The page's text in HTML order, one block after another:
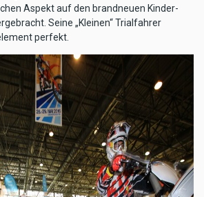
Aspekt auf den brandneuen Kinder-
Seine „Kleinen“ Trialfahrer
perfekt.